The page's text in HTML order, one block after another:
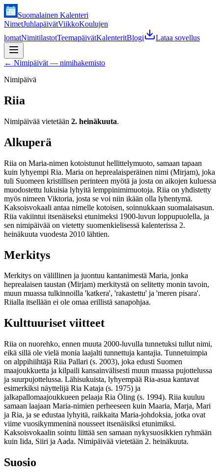
Suomalainen Kalenteri
NimetJuhlapäivätViikkoKoulujen
lomatNimitilastotTeemapäivätKalenteritBlogi Lataa sovellus
← Nimipäivät — nimihakemisto
Nimipäivä
Riia
Nimipäivää vietetään 2. heinäkuuta.
Alkuperä
Riia on Maria-nimen kotoistunut hellittelymuoto, samaan tapaan
kuin lyhyempi Ria. Maria on heprealaisperäinen nimi (Mirjam), joka
tuli Suomeen kristillisen perinteen myötä ja josta on aikojen kuluessa
muodostettu lukuisia lyhyitä lemppinimimuotoja. Riia on yhdistetty
myös nimeen Viktoria, josta se voi niin ikään olla lyhentymä.
Kaksoisvokaali antaa nimelle kotoisen, soinnukkaan suomalaisasun.
Riia vakiintui itsenäiseksi etunimeksi 1900-luvun loppupuolella, ja
sen nimipäivää on vietetty suomenkielisessä kalenterissa 2.
heinäkuuta vuodesta 2010 lähtien.
Merkitys
Merkitys on välillinen ja juontuu kantanimestä Maria, jonka
heprealaisen taustan (Mirjam) merkitystä on selitetty monin tavoin,
muun muassa tulkinnoilla 'katkera', 'rakastettu' ja 'meren pisara'.
Riialla itsellään ei ole omaa erillistä sanapohjaa.
Kulttuuriset viitteet
Riia on nuorehko, ennen muuta 2000-luvulla tunnetuksi tullut nimi,
eikä sillä ole vielä monia laajalti tunnettuja kantajia. Tunnetuimpia
on alppihiihtäjä Riia Pallari (s. 2003), joka edusti Suomen
maajoukkuetta ja kilpaili kansainvälisesti muun muassa pujottelussa
ja suurpujottelussa. Lähisukuista, lyhyempää Ria-asua kantavat
esimerkiksi näyttelijä Ria Kataja (s. 1975) ja
jalkapallomaajoukkueen pelaaja Ria Öling (s. 1994). Riia kuuluu
samaan laajaan Maria-nimien perheeseen kuin Maaria, Marja, Mari
ja Ria, ja se edustaa lyhyitä, raikkaita Maria-johdoksia, jotka ovat
viime vuosikymmeninä nousseet itsenäisiksi etunimiksi.
Kaksoisvokaalin sointu liittää sen samaan nykysuosikkien ryhmään
kuin Iida, Siiri ja Aada. Nimipäivää vietetään 2. heinäkuuta.
Suosio